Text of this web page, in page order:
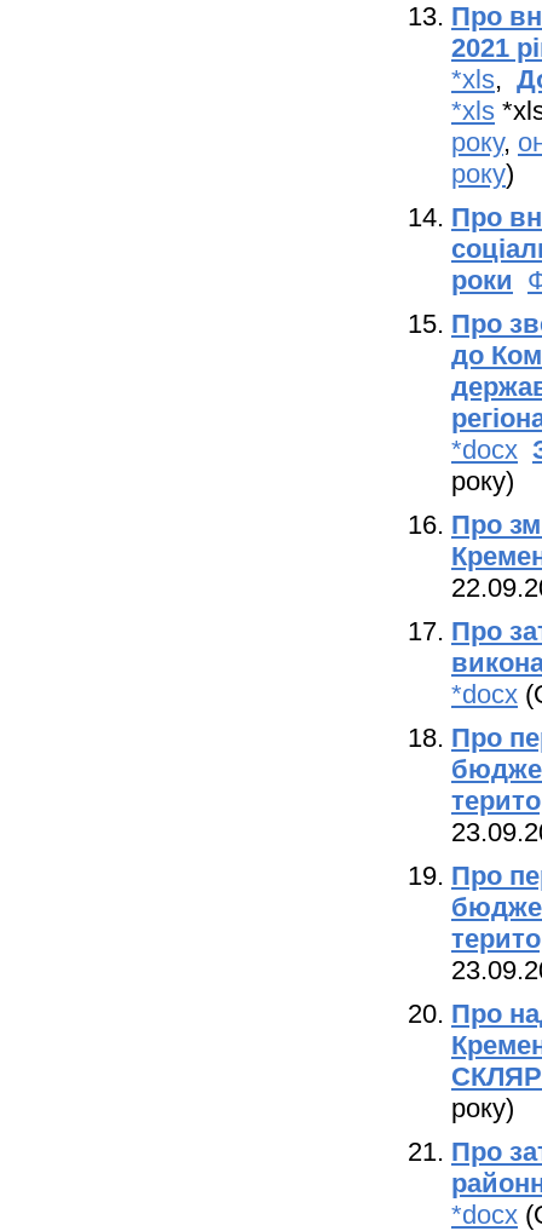
Про
2021
*xls,
*xls
року,
року)
Про
роки
Про
до
*docx
року)
Про
Про
*docx
Про
Про
Про
року)
Про
*docx